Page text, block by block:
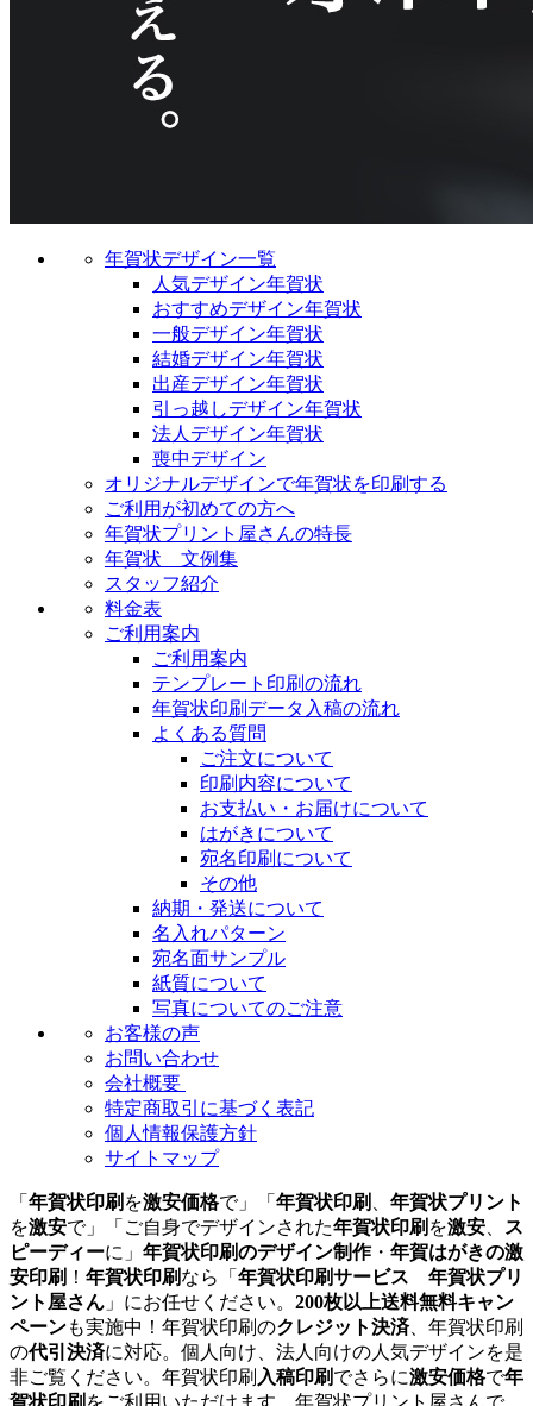
年賀状デザイン一覧
人気デザイン年賀状
おすすめデザイン年賀状
一般デザイン年賀状
結婚デザイン年賀状
出産デザイン年賀状
引っ越しデザイン年賀状
法人デザイン年賀状
喪中デザイン
オリジナルデザインで年賀状を印刷する
ご利用が初めての方へ
年賀状プリント屋さんの特長
年賀状 文例集
スタッフ紹介
料金表
ご利用案内
ご利用案内
テンプレート印刷の流れ
年賀状印刷データ入稿の流れ
よくある質問
ご注文について
印刷内容について
お支払い・お届けについて
はがきについて
宛名印刷について
その他
納期・発送について
名入れパターン
宛名面サンプル
紙質について
写真についてのご注意
お客様の声
お問い合わせ
会社概要
特定商取引に基づく表記
個人情報保護方針
サイトマップ
「 年賀状印刷 を激安価格で」「 年賀状印刷
年賀状プリント
を激安で」「ご自身でデザインされた年賀状印刷 を激安
ス
ピーディーに」 年賀状印刷のデザイン制作・ 年賀はがきの激
安印刷 ！ 年賀状印刷 なら「 年賀状印刷サービス 年賀状プリ
ント屋さん 」にお任せください。 200枚以上送料無料キャン
ペーンも実施中！年賀状印刷のクレジット決済、年賀状印刷
の代引決済に対応。個人向け、法人向けの人気デザインを是
非ご覧ください。年賀状印刷 入稿印刷 でさらに激安価格で年